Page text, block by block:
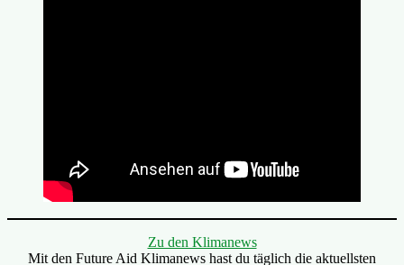
Zu den Klimanews
Mit den Future Aid Klimanews hast du täglich die aktuellsten